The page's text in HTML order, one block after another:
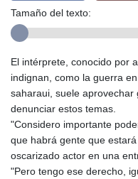
Tamaño del texto:
El intérprete, conocido por
indignan, como la guerra
saharaui, suele
denunciar estos temas.
"Considero importante
que habrá gente que
oscarizado actor en una
"Pero tengo ese derecho,